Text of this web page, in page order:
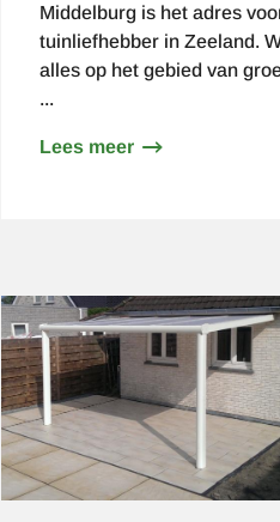
Middelburg is het adres
tuinliefhebber in Zeeland.
alles op het gebied van
...
Lees meerover
Afbeelding